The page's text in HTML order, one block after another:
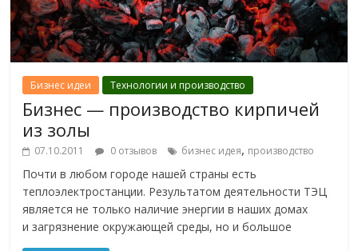
Бизнес идеи Технологии и производство
Бизнес — производство кирпичей
из золы
07.10.2011 0 отзывов бизнес идея, производство
Почти в любом городе нашей страны есть
теплоэлектростанции. Результатом деятельности ТЭЦ
является не только наличие энергии в наших домах
и загрязнение окружающей среды, но и большое